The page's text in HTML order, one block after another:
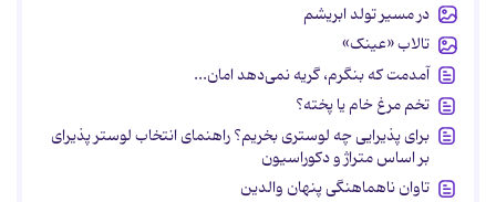
در مسیر تولد ابریشم
تالاب «عینک»
آمدمت که بنگرم، گریه نمی‌دهد امان...
تخم مرغ خام یا پخته؟
برای پذیرایی چه لوستری بخریم؟ راهنمای انتخاب لوستر پذیرای
بر اساس متراژ و دکوراسیون
تاوان ناهماهنگی پنهان والدین